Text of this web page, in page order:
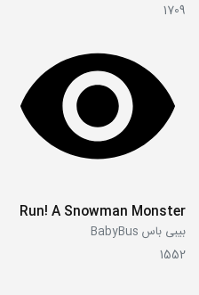
1709
Run! A Snowman Monster
بیبی باس BabyBus
1552